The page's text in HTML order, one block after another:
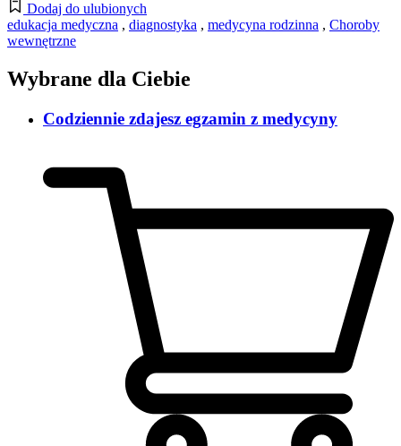
Dodaj do ulubionych
edukacja medyczna , diagnostyka , medycyna rodzinna , Choroby
wewnętrzne
Wybrane dla Ciebie
Codziennie zdajesz egzamin z medycyny